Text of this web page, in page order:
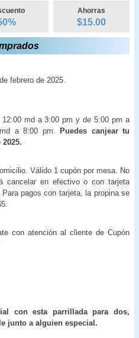
%
Ahorras
$15.00
febrero de 2025.
12:00 md a 3:00 pm y de 5:00 pm a
a 8:00 pm.
Puedes canjear tu
Válido 1 cupón por mesa. No
cancelar en efectivo o con tarjeta
pagos con tarjeta, la propina se
con atención al cliente de Cupón
con esta parrillada para dos,
junto a alguien especial.